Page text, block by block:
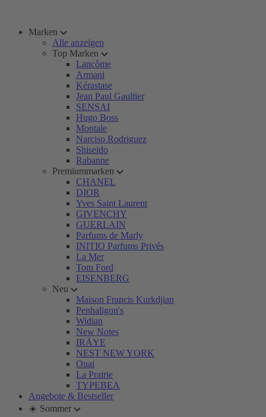
Marken
Alle anzeigen
Top Marken
Lancôme
Armani
Kérastase
Jean Paul Gaultier
SENSAI
Hugo Boss
Montale
Narciso Rodriguez
Shiseido
Rabanne
Premiummarken
CHANEL
DIOR
Yves Saint Laurent
GIVENCHY
GUERLAIN
Parfums de Marly
INITIO Parfums Privés
La Mer
Tom Ford
EISENBERG
Neu
Maison Francis Kurkdjian
Penhaligon's
Widian
New Notes
IRÄYE
NEST NEW YORK
Ouai
La Prairie
TYPEBEA
Angebote & Bestseller
☀️ Sommer